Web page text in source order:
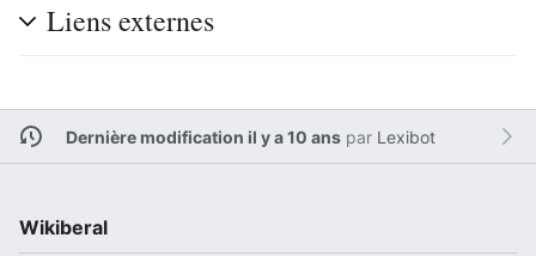
Liens externes
Dernière modification il y a 10 anspar Lexibot
Wikiberal